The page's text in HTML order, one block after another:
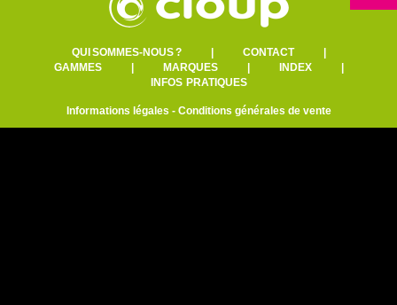
QUI SOMMES-NOUS ?| CONTACT|
GAMMES| MARQUES| INDEX|
INFOS PRATIQUES
Informations légales - Conditions générales de vente